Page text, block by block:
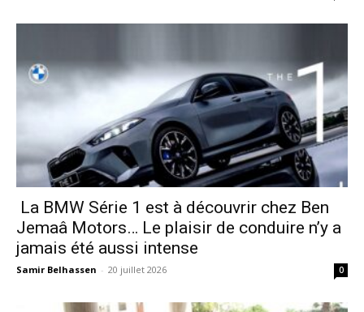
La BMW Série 1 est à découvrir chez Ben
Jemaâ Motors… Le plaisir de conduire n’y a
jamais été aussi intense
Samir Belhassen - 20 juillet 2026 0